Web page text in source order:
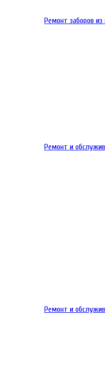
Ремонт заборов
Ремонт и
Ремонт и